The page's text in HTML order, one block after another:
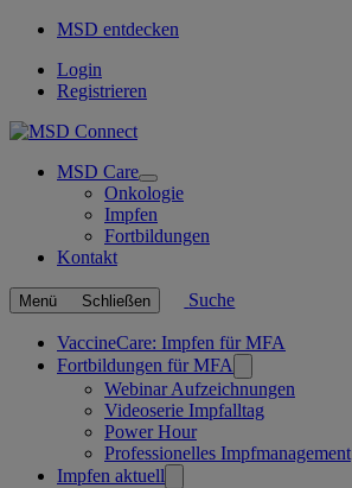
MSD entdecken
Login
Registrieren
MSD Care
Open
submenu
Onkologie
Impfen
Fortbildungen
Kontakt
Menü Schließen Suche
Verknüpfte
Seiten
VaccineCare: Impfen für MFA
Fortbildungen für MFA
Webinar Aufzeichnungen
Videoserie Impfalltag
Power Hour
Professionelles Impfmanagement
Impfen aktuell